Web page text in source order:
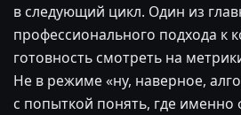
в следующий цикл. Один из
профессионального подхода к
готовность смотреть на
Не в режиме «ну, наверное,
с попыткой понять, где